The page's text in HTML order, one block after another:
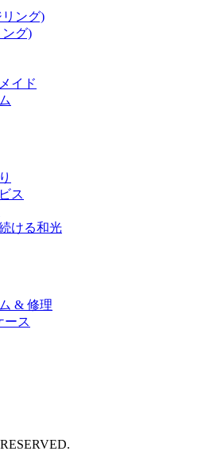
ング)
グ)
イド
ス
ける和光
& 修理
ース